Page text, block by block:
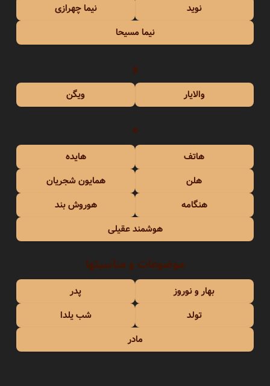
نوید
نیما چهرازی
نیما مسیحا
و
والایار ویگن
ه
هاتف
هایده
هلن
همایون شجریان
هنگامه
هوروش بند
هوشمند عقیلی
موضوعات و مناسبتها
بهار و نوروز
پدر
تولد
شب یلدا
مادر